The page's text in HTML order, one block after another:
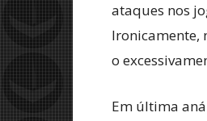
ataques nos
Ironicamente,
o
Em última